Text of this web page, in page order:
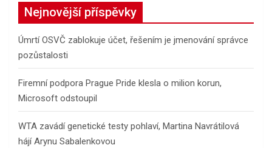
h
Nejnovější příspěvky
Úmrtí OSVČ zablokuje účet, řešením je jmenování správce
pozůstalosti
Firemní podpora Prague Pride klesla o milion korun,
Microsoft odstoupil
WTA zavádí genetické testy pohlaví, Martina Navrátilová
hájí Arynu Sabalenkovou